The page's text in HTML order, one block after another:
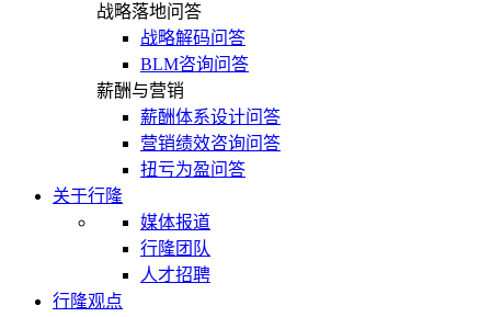
战略落地问答
战略解码问答
BLM咨询问答
薪酬与营销
薪酬体系设计问答
营销绩效咨询问答
扭亏为盈问答
关于行隆
媒体报道
行隆团队
人才招聘
行隆观点